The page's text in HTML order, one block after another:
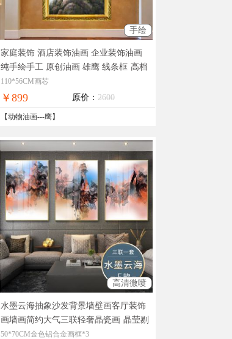
手绘
家庭装饰 酒店装饰油画 企业装饰油画
纯手绘手工 原创油画 雄鹰 线条框 高档
油画，现货图片，在线支付，全国免邮
110*56CM画芯
￥899 原价： 2600
【动物油画---鹰】
高清微喷
水墨云海抽象沙发背景墙壁画客厅装饰
画墙画简约大气三联轻奢晶瓷画 晶莹剔
透奢华极致工厂直销十五天无理由退换
50*70CM金色铝合金画框*3